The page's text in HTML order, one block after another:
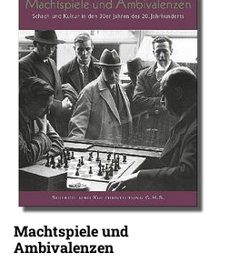
Machtspiele und
Ambivalenzen